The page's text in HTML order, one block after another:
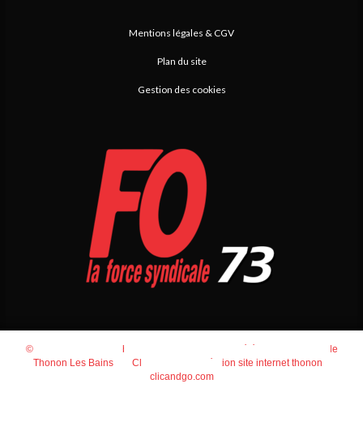
Mentions légales & CGV
Plan du site
Gestion des cookies
© 2026 Agence Web Thonon Les Bains
Référencement Google
Thonon Les Bains
Clic And Go
création site internet thonon
clicandgo.com